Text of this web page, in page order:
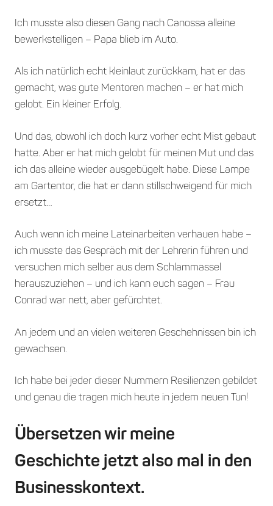
Ich musste also diesen Gang nach Canossa alleine
bewerkstelligen – Papa blieb im Auto.
Als ich natürlich echt kleinlaut zurückkam, hat er das
gemacht, was gute Mentoren machen – er hat mich
gelobt. Ein kleiner Erfolg.
Und das, obwohl ich doch kurz vorher echt Mist gebaut
hatte. Aber er hat mich gelobt für meinen Mut und das
ich das alleine wieder ausgebügelt habe. Diese Lampe
am Gartentor, die hat er dann stillschweigend für mich
ersetzt…
Auch wenn ich meine Lateinarbeiten verhauen habe –
ich musste das Gespräch mit der Lehrerin führen und
versuchen mich selber aus dem Schlammassel
herauszuziehen – und ich kann euch sagen – Frau
Conrad war nett, aber gefürchtet.
An jedem und an vielen weiteren Geschehnissen bin ich
gewachsen.
Ich habe bei jeder dieser Nummern Resilienzen gebildet
und genau die tragen mich heute in jedem neuen Tun!
Übersetzen wir meine
Geschichte jetzt also mal in den
Businesskontext.